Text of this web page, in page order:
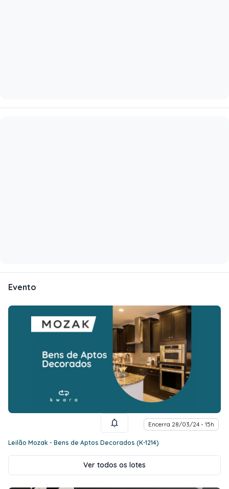
Evento
Encerra 28/03/24 - 15h
Leilão Mozak - Bens de Aptos Decorados (K-1214)
Ver todos os lotes